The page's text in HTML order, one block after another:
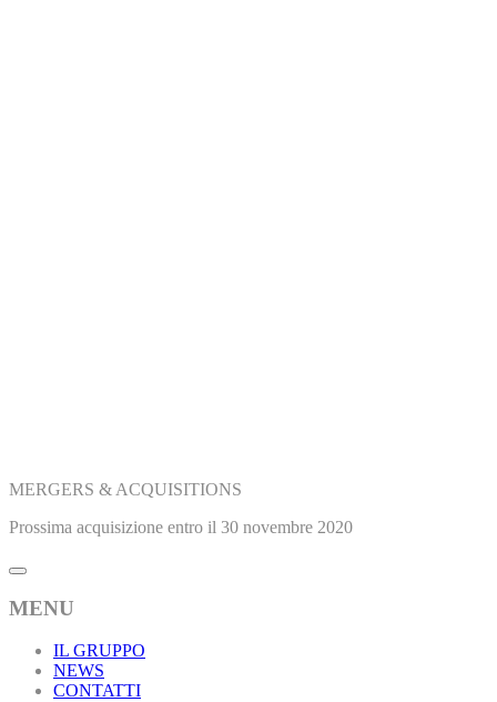
MERGERS & ACQUISITIONS
Prossima acquisizione entro il 30 novembre 2020
MENU
IL GRUPPO
NEWS
CONTATTI